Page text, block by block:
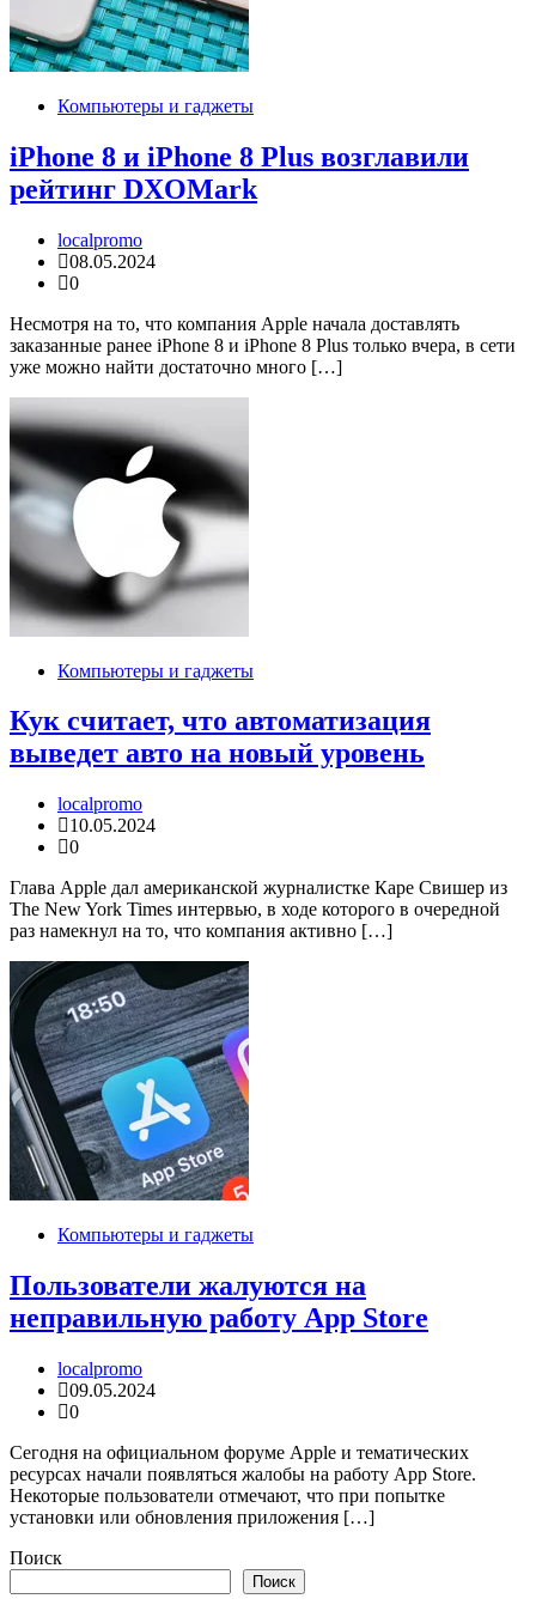
Компьютеры и гаджеты
iPhone 8 и iPhone 8 Plus возглавили
рейтинг DXOMark
localpromo
08.05.2024
0
Несмотря на то, что компания Apple начала доставлять
заказанные ранее iPhone 8 и iPhone 8 Plus только вчера, в сети
уже можно найти достаточно много […]
Компьютеры и гаджеты
Кук считает, что автоматизация
выведет авто на новый уровень
localpromo
10.05.2024
0
Глава Apple дал американской журналистке Каре Свишер из
The New York Times интервью, в ходе которого в очередной
раз намекнул на то, что компания активно […]
Компьютеры и гаджеты
Пользователи жалуются на
неправильную работу App Store
localpromo
09.05.2024
0
Сегодня на официальном форуме Apple и тематических
ресурсах начали появляться жалобы на работу App Store.
Некоторые пользователи отмечают, что при попытке
установки или обновления приложения […]
Поиск
Поиск